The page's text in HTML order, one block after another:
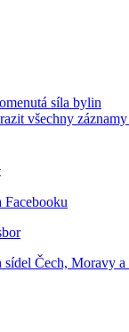
síla bylin
všechny
Čech, Moravy a